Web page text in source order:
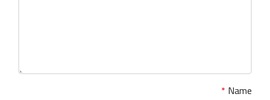
Name
*